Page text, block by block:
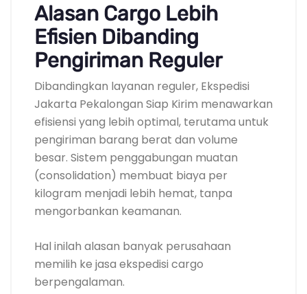
Alasan Cargo Lebih
Efisien Dibanding
Pengiriman Reguler
Dibandingkan layanan reguler, Ekspedisi
Jakarta Pekalongan Siap Kirim menawarkan
efisiensi yang lebih optimal, terutama untuk
pengiriman barang berat dan volume
besar. Sistem penggabungan muatan
(consolidation) membuat biaya per
kilogram menjadi lebih hemat, tanpa
mengorbankan keamanan.
Hal inilah alasan banyak perusahaan
memilih ke jasa ekspedisi cargo
berpengalaman.